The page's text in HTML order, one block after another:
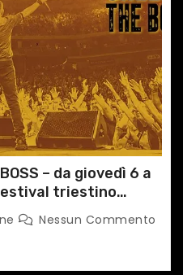
– da giovedì 6 a
triestino
Nessun Commento